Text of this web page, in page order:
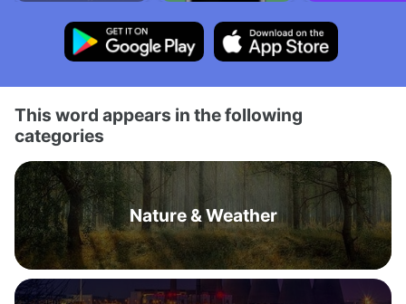
This word appears in the following
categories
Nature & Weather